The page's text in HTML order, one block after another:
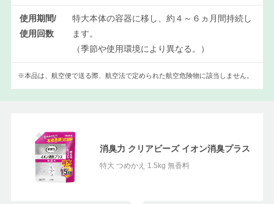
使用期間/
使用回数
特大本体の容器に移し、約４～６ヵ月間持続し
ます。
（季節や使用環境により異なる。）
※本品は、航空便で送る際、航空法で定められた航空危険物に該当しません。
消臭力 クリアビーズ イオン消臭プラス
特大 つめかえ 1.5kg 無香料